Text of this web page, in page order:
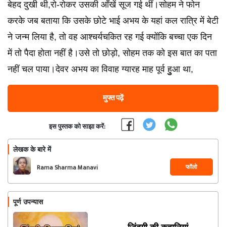
बेहद दुखी थी,रो-रोकर उसकी आँखें सूज गई थीं।सोहम ने फोन
करके जब बताया कि उसके छोटे भाई अभय के यहां कल रात्रि में बेटी
ने जन्म लिया है, तो वह आश्चर्यचकित रह गई क्योंकि बच्चा एक दिन
में तो पैदा होता नहीं है।उसे तो छोड़ो, सोहम तक को इस बात का पता
नहीं चल पाया।देवर अभय का विवाह ग्यारह माह पूर्व हुुुआ था,
मुफ्त पढ़ें
इस पुस्तक को साझा करें:
लेखक के बारे में
Rama Sharma Manavi फॉलो
पूर्ण उपन्यास